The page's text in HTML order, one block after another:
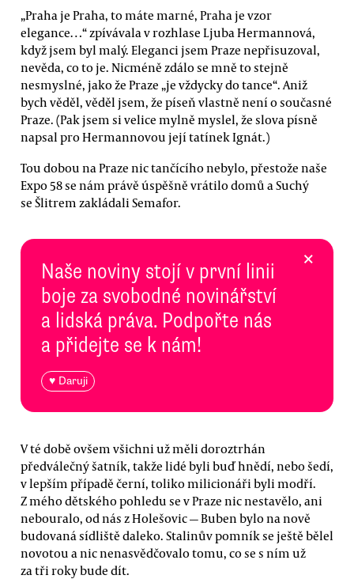
„Praha je Praha, to máte marné, Praha je vzor
elegance…“ zpívávala v rozhlase Ljuba Hermannová,
když jsem byl malý. Eleganci jsem Praze nepřisuzoval,
nevěda, co to je. Nicméně zdálo se mně to stejně
nesmyslné, jako že Praze „je vždycky do tance“. Aniž
bych věděl, věděl jsem, že píseň vlastně není o současné
Praze. (Pak jsem si velice mylně myslel, že slova písně
napsal pro Hermannovou její tatínek Ignát.)
Tou dobou na Praze nic tančícího nebylo, přestože naše
Expo 58 se nám právě úspěšně vrátilo domů a Suchý
se Šlitrem zakládali Semafor.
Naše noviny stojí v první linii
boje za svobodné novinářství
a lidská práva. Podpořte nás
a přidejte se k nám!
♥ Daruji
×
V té době ovšem všichni už měli doroztrhán
předválečný šatník, takže lidé byli buď hnědí, nebo šedí,
v lepším případě černí, toliko milicionáři byli modří.
Z mého dětského pohledu se v Praze nic nestavělo, ani
nebouralo, od nás z Holešovic — Buben bylo na nově
budovaná sídliště daleko. Stalinův pomník se ještě bělel
novotou a nic nenasvědčovalo tomu, co se s ním už
za tři roky bude dít.